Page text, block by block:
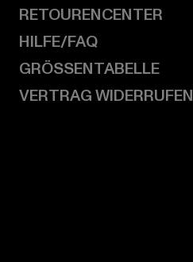
RETOURENCENTER
HILFE/FAQ
GRÖSSENTABELLE
VERTRAG WIDERRUFEN